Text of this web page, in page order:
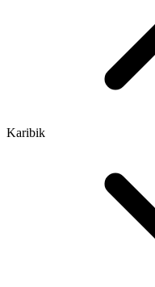
Karibik